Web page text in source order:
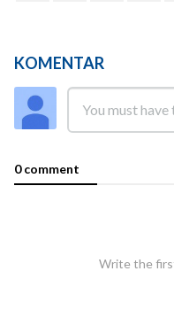
KOMENTAR
0 comment
Write the